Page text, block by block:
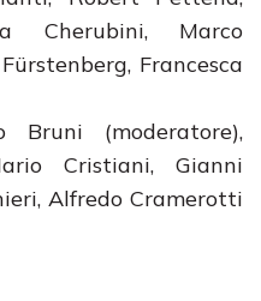
Cherubini, Marco
Francesca
Bruni (moderatore),
Cristiani, Gianni
Alfredo Cramerotti